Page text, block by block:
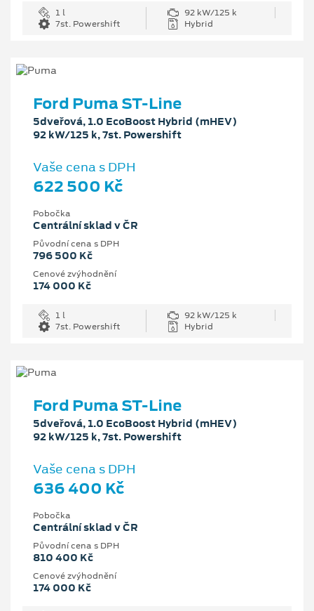
1 l
92 kW/125 k
7st. Powershift
Hybrid
Ford Puma ST-Line
5dveřová, 1.0 EcoBoost Hybrid (mHEV)
92 kW/125 k, 7st. Powershift
Vaše cena s DPH
622 500 Kč
Pobočka
Centrální sklad v ČR
Původní cena s DPH
796 500 Kč
Cenové zvýhodnění
174 000 Kč
1 l
92 kW/125 k
7st. Powershift
Hybrid
Ford Puma ST-Line
5dveřová, 1.0 EcoBoost Hybrid (mHEV)
92 kW/125 k, 7st. Powershift
Vaše cena s DPH
636 400 Kč
Pobočka
Centrální sklad v ČR
Původní cena s DPH
810 400 Kč
Cenové zvýhodnění
174 000 Kč